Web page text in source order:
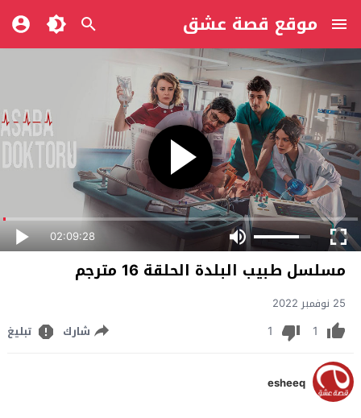
موقع قصة عشق
02:09:28
مسلسل طبيب البلدة الحلقة 16 مترجم
25 نوفمبر 2022
1
1 شارك تبليغ
esheeq